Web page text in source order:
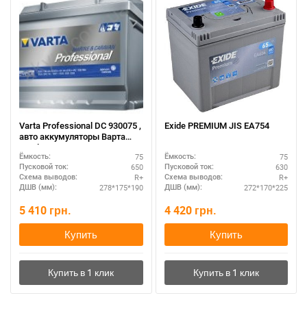
Varta Professional DC 930075 ,
авто аккумуляторы Варта
Профессионал ДС 75 , 650 А,
278 Х 175 Х 190 .
Ёмкость: 75
Пусковой ток: 650
Схема выводов: R+
ДШВ (мм): 278*175*190
5 410 грн.
Купить
Exide PREMIUM JIS EA754
Ёмкость: 75
Пусковой ток: 630
Схема выводов: R+
ДШВ (мм): 272*170*225
4 420 грн.
Купить